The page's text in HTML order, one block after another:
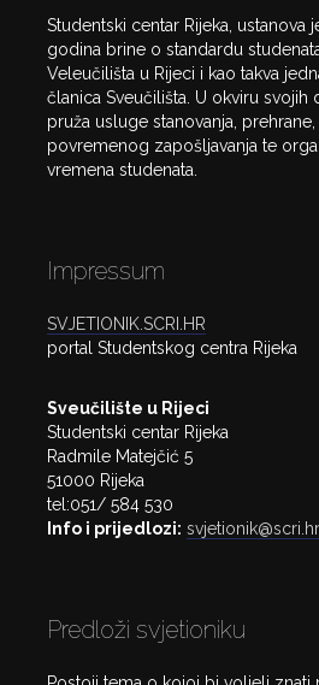
Studentski centar Rijeka, ustanova
godina brine o standardu
Veleučilišta u Rijeci i kao takva
članica Sveučilišta. U okviru svojih
pruža usluge stanovanja,
povremenog zapošljavanja te
vremena studenata.
Impressum
SVJETIONIK.SCRI.HR
portal Studentskog centra Rijeka
Sveučilište u Rijeci
Studentski centar Rijeka
Radmile Matejčić 5
51000 Rijeka
tel:051/ 584 530
Info i prijedlozi: svjetionik@scri.hr
Predloži svjetioniku